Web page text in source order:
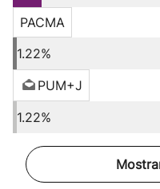
PACMA
1.22%
PUM+J
1.22%